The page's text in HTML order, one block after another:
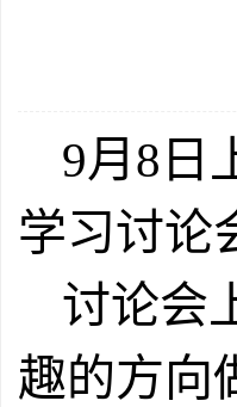
9月8日
学习讨论
讨论会
趣的方向